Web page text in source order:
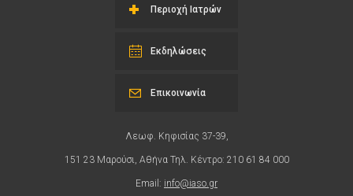
Περιοχή Ιατρών
Εκδηλώσεις
Λεωφ. Κηφισίας 37-39,
151 23 Μαρούσι, Αθήνα Τηλ. Κέντρο: 210 61 84 000
Email: info@iaso.gr
Επικοινωνία